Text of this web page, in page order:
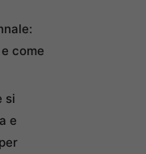
come
si
e